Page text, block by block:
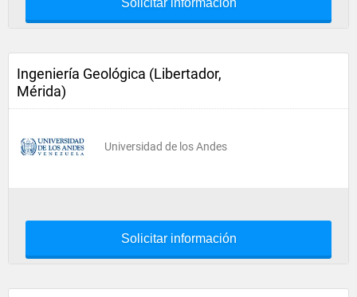
Solicitar información
Ingeniería Geológica (Libertador,
Mérida)
Universidad de los Andes
Solicitar información